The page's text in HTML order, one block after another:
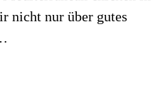
nicht nur über gutes